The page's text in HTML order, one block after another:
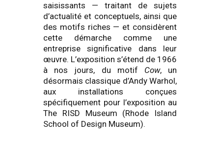
saisissants — traitant de sujets
d’actualité et conceptuels, ainsi que
des motifs riches — et considèrent
cette démarche comme une
entreprise significative dans leur
œuvre. L’exposition s’étend de 1966
à nos jours, du motif Cow, un
désormais classique d’Andy Warhol,
aux installations conçues
spécifiquement pour l’exposition au
The RISD Museum (Rhode Island
School of Design Museum).